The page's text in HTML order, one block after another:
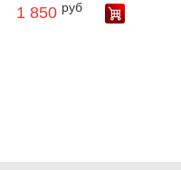
1 850 руб